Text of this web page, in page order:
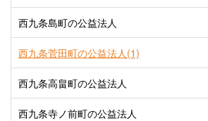
西九条島町の公益法人
西九条菅田町の公益法人(1)
西九条高畠町の公益法人
西九条寺ノ前町の公益法人